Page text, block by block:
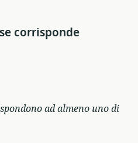
corrisponde
ad almeno uno di